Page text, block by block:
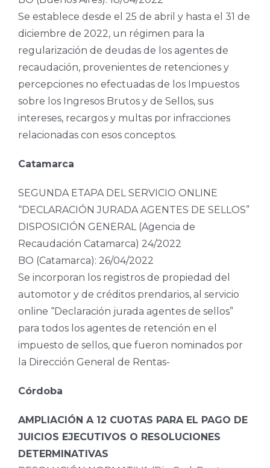
Se establece desde el 25 de abril y hasta el 31 de
diciembre de 2022, un régimen para la
regularización de deudas de los agentes de
recaudación, provenientes de retenciones y
percepciones no efectuadas de los Impuestos
sobre los Ingresos Brutos y de Sellos, sus
intereses, recargos y multas por infracciones
relacionadas con esos conceptos.
Catamarca
SEGUNDA ETAPA DEL SERVICIO ONLINE
“DECLARACIÓN JURADA AGENTES DE SELLOS”
DISPOSICIÓN GENERAL (Agencia de
Recaudación Catamarca) 24/2022
BO (Catamarca): 26/04/2022
Se incorporan los registros de propiedad del
automotor y de créditos prendarios, al servicio
online “Declaración jurada agentes de sellos”
para todos los agentes de retención en el
impuesto de sellos, que fueron nominados por
la Dirección General de Rentas-
Córdoba
AMPLIACIÓN A 12 CUOTAS PARA EL PAGO DE
JUICIOS EJECUTIVOS O RESOLUCIONES
DETERMINATIVAS